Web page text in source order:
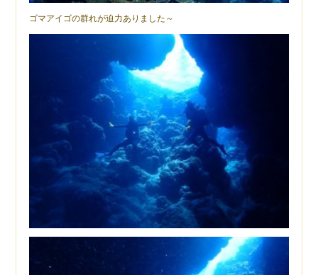
ゴマアイゴの群れが迫力ありました～